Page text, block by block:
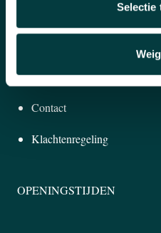
Selectie
KLANTENSERVICE
Garantie & Retourneren
Contact
Klachtenregeling
OPENINGSTIJDEN